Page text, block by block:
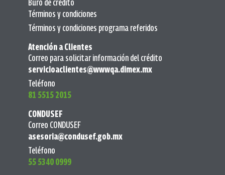
Buró de crédito
Términos y condiciones
Términos y condiciones programa referidos
Atención a Clientes
Correo para solicitar información del crédito
servicioaclientes@wwwqa.dimex.mx
Teléfono
81 5515 2015
CONDUSEF
Correo CONDUSEF
asesoria@condusef.gob.mx
Teléfono
55 5340 0999